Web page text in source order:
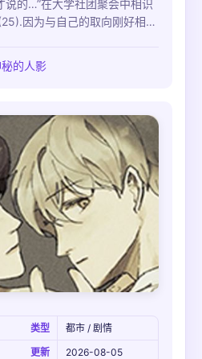
说的…”在大学社团聚会中相识
因为与自己的取向刚好相符
分努力,但不知道为何允建似乎
一样的话还有
的人影
类型
都市 / 剧情
更新 2026-08-05